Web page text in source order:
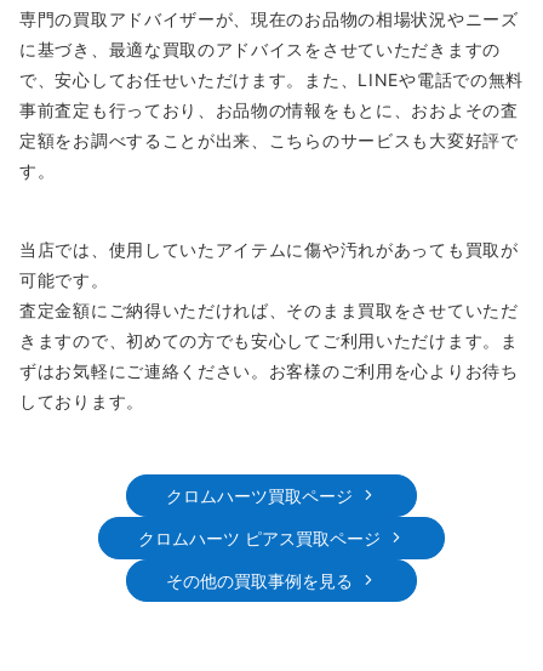
専門の買取アドバイザーが、現在のお品物の相場状況やニーズ
に基づき、最適な買取のアドバイスをさせていただきますの
で、安心してお任せいただけます。また、LINEや電話での無料
事前査定も行っており、お品物の情報をもとに、おおよその査
定額をお調べすることが出来、こちらのサービスも大変好評で
す。
当店では、使用していたアイテムに傷や汚れがあっても買取が
可能です。
査定金額にご納得いただければ、そのまま買取をさせていただ
きますので、初めての方でも安心してご利用いただけます。ま
ずはお気軽にご連絡ください。お客様のご利用を心よりお待ち
しております。
クロムハーツ買取ページ
クロムハーツ ピアス買取ページ
その他の買取事例を見る